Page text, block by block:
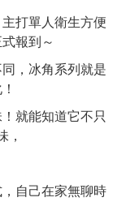
打單人衛生方便
報到～
，冰角系列就是
就能知道它不只
，
自己在家無聊時